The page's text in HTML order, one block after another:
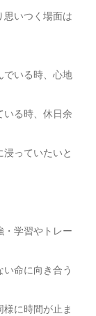
思いつく場面は
でいる時、心地
いる時、休日余
っていたいと
・学習やトレー
命に向き合う
に時間が止ま